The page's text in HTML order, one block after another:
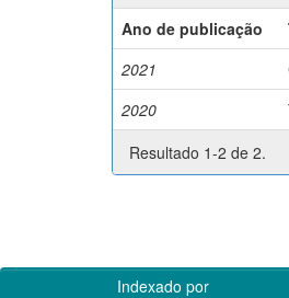
Ano de publicação
2021
2020
Resultado 1-2 de 2.
Indexado por